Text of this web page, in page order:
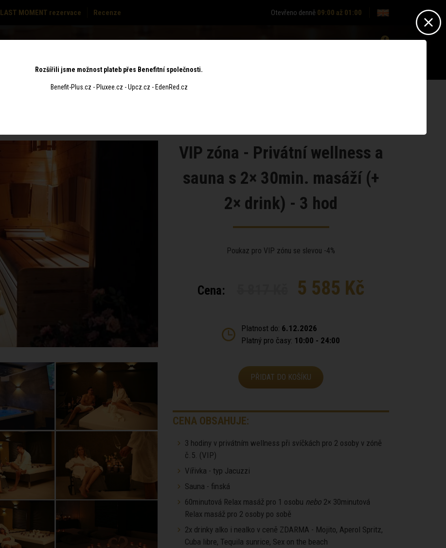
LAST MOMENT rezervace Recenze Otevřeno denně 09:00 až 01:00
VIP zóna - Privátní wellness a
sauna s 2× 30min. masáží (+
2× drink) - 3 hod
Poukaz pro VIP zónu se slevou -4%
Cena: 5 585 Kč
Platnost do: 6.12.2026
Platný pro časy: 10:00 - 24:00
PŘIDAT DO KOŠÍKU
CENA OBSAHUJE:
3 hodiny v privátním wellness při svíčkách pro 2 osoby v zóně
č.5. (VIP)
Vířivka - typ Jacuzzi
Sauna - finská
60minutová Relax masáž pro 1 osobu nebo 2× 30minutová
Relax masáž pro 2 osoby po sobě
2x drinky alko i nealko v ceně ZDARMA - Mojito, Aperol Spritz,
Cuba libre, Tequila sunrice, Sex on the beach
Rozšířili jsme možnost plateb přes Benefitní společnosti.
Benefit-Plus.cz - Pluxee.cz - Upcz.cz - EdenRed.cz